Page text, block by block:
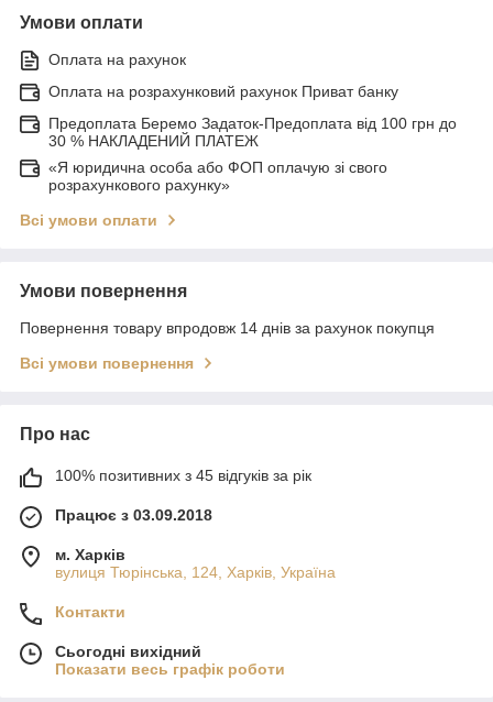
Умови оплати
Оплата на рахунок
Оплата на розрахунковий рахунок Приват банку
Предоплата Беремо Задаток-Предоплата від 100 грн до
30 % НАКЛАДЕНИЙ ПЛАТЕЖ
«Я юридична особа або ФОП оплачую зі свого
розрахункового рахунку»
Всі умови оплати
Умови повернення
Повернення товару впродовж 14 днів за рахунок покупця
Всі умови повернення
Про нас
100% позитивних з 45 відгуків за рік
Працює з 03.09.2018
м. Харків
вулиця Тюрінська, 124, Харків, Україна
Контакти
Сьогодні вихідний
Показати весь графік роботи